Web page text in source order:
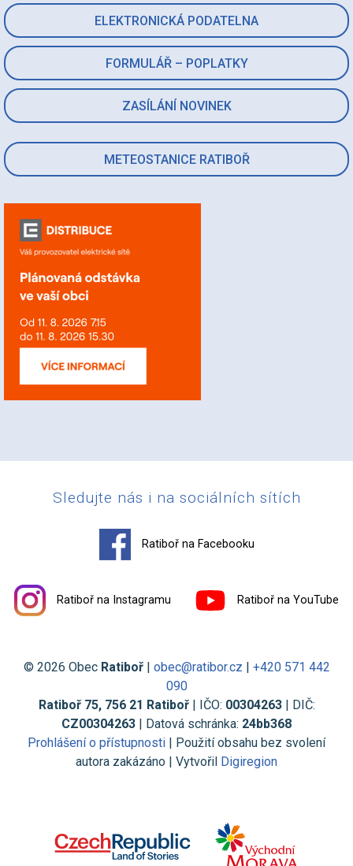
ELEKTRONICKÁ PODATELNA
FORMULÁŘ – POPLATKY
ZASÍLÁNÍ NOVINEK
METEOSTANICE RATIBOŘ
Sledujte nás i na sociálních sítích
Ratiboř na Facebooku
Ratiboř na Instagramu Ratiboř na YouTube
© 2026 Obec Ratiboř| obec@ratibor.cz | +420 571 442
090
Ratiboř 75, 756 21 Ratiboř| IČO: 00304263| DIČ:
CZ00304263 | Datová schránka: 24bb368
Prohlášení o přístupnosti | Použití obsahu bez svolení
autora zakázáno | Vytvořil Digiregion